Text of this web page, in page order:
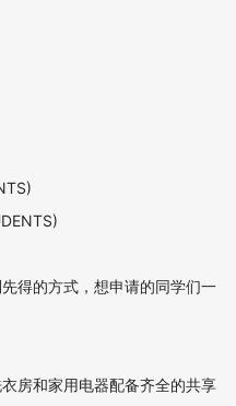
得的方式，想申请的同学们一
房和家用电器配备齐全的共享